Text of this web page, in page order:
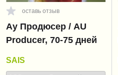
оставь отзыв
Ау Продюсер / AU
Producer, 70-75 дней
SAIS